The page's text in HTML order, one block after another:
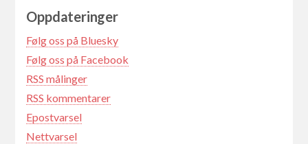
Oppdateringer
Følg oss på Bluesky
Følg oss på Facebook
RSS målinger
RSS kommentarer
Epostvarsel
Nettvarsel